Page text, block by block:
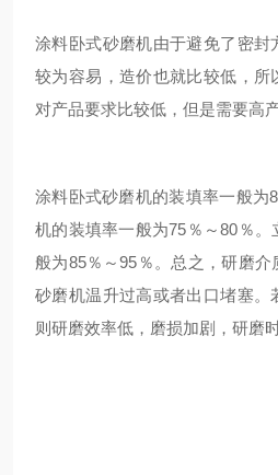
涂料卧式砂磨机由于避免了密封
较为容易，造价也就比较低，所
对产品要求比较低，但是需要高
涂料卧式砂磨机的装填率一般为
机的装填率一般为75％～80％
般为85％～95％。总之，研磨
砂磨机温升过高或者出口堵塞。
则研磨效率低，磨损加剧，研磨